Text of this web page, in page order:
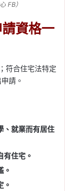
FB）
資格一
符合住宅法特定
請。
、就業而有居住
有住宅。
。
。